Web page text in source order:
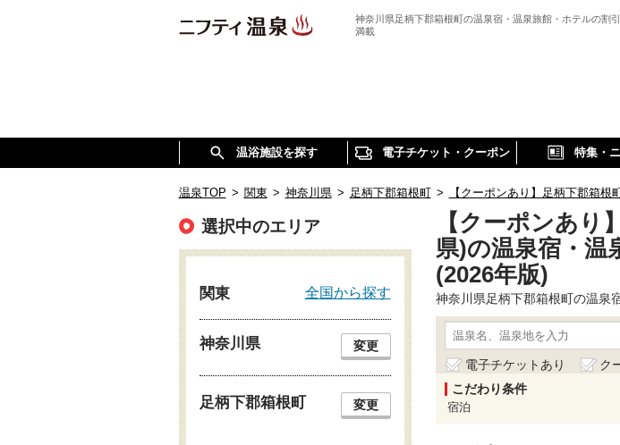
神奈川県足柄下郡箱根町の温泉宿・温泉旅館・ホテルの割
満載
温浴施設を探す 電子チケット・クーポン 特集・
温泉TOP > 関東 > 神奈川県 > 足柄下郡箱根町 > 【クーポンあり】足柄下郡箱
【クーポンあり
県)の温泉宿・温
(2026年版)
神奈川県足柄下郡箱根町の温泉
電子チケットあり ク
こだわり条件
宿泊
選択中のエリア
関東 全国から探す
神奈川県 変更
足柄下郡箱根町 変更